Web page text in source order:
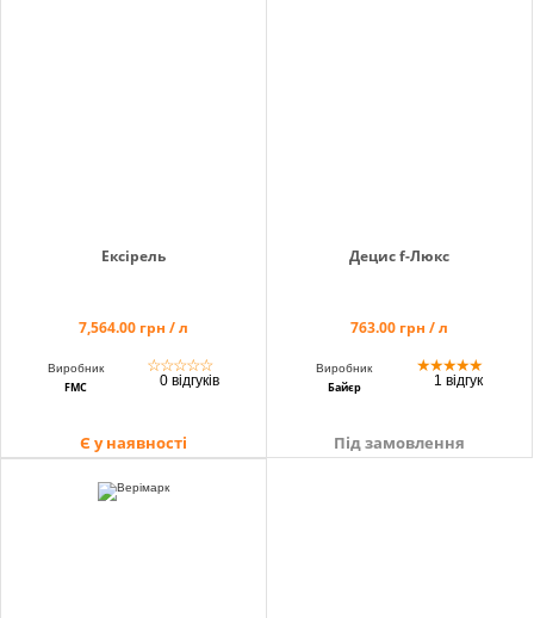
Ексірель
7,564.00 грн / л
Виробник
FMC
☆☆☆☆☆
0 відгуків
Є у наявності
Децис f-Люкс
763.00 грн / л
Виробник
Байєр
★★★★★
1 відгук
Під замовлення